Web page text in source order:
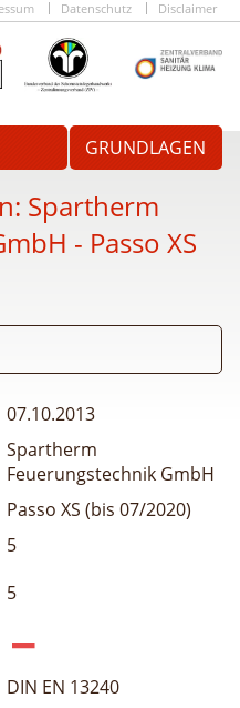
Datenschutz Disclaimer
GRUNDLAGEN
Spartherm
- Passo XS
07.10.2013
Spartherm
Feuerungstechnik GmbH
Passo XS (bis 07/2020)
5
5
DIN EN 13240